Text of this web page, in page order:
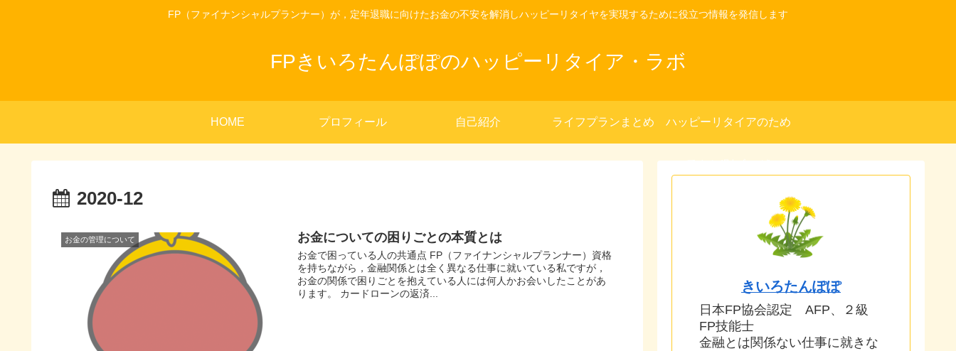
FP（ファイナンシャルプランナー）が，定年退職に向けたお金の不安を解消しハッピーリタイヤを実現するために役立つ情報を発信します
FPきいろたんぽぽのハッピーリタイア・ラボ
HOME プロフィール 自己紹介 ライフプランまとめ ハッピーリタイアのため
の種まき(別ブログ)へ
2020-12
お金の管理について お金についての困りごとの本質とは
お金で困っている人の共通点 FP（ファイナンシャルプランナー）資格
を持ちながら，金融関係とは全く異なる仕事に就いている私ですが，
お金の関係で困りごとを抱えている人には何人かお会いしたことがあ
ります。 カードローンの返済...
きいろたんぽぽ
日本FP協会認定 AFP、２級
FP技能士
金融とは関係ない仕事に就きな